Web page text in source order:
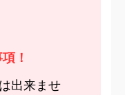
！
出来ませ